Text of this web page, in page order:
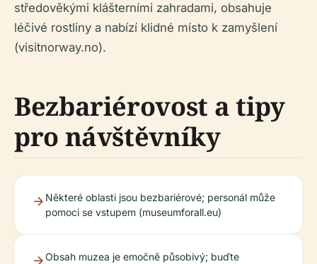
středověkými klášterními zahradami, obsahuje
léčivé rostliny a nabízí klidné místo k zamyšlení
(visitnorway.no).
Bezbariérovost a tipy
pro návštěvníky
Některé oblasti jsou bezbariérové; personál může
pomoci se vstupem (museumforall.eu)
Obsah muzea je emočně působivý; buďte